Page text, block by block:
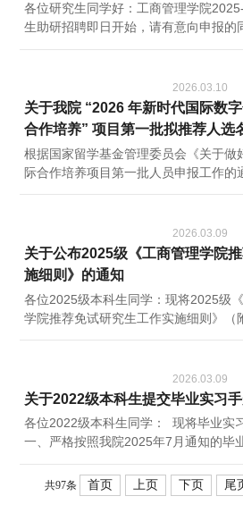
百年校庆
各位研究生同学好：工商管理学院
生助研招聘即日开始，请有意向申报的
2026年3月19日（周四）下午15:00前
《西南财经大学研究生助研聘用协议书
诚正楼1212办公室，并同时发送《西南
任汇总表》（附件3）至邮箱
2026.03.10
关于我院 “2026 年新时代国际数
合作培养” 项目第一批拟推荐人选
根据国家留学基金管理委员会《关于做
际合作培养项目第一批人员申报工作的
新型人才国际合作培养项目 —2026 年
批拟推荐人选名单予以公示。拟推荐人
别学号留学身份1罗丹女
1251201Z5004联培博士3张景行男
示期为2026年3月10日至3月16日。...
2026.03.09
关于公布2025级《工商管理学院
施细则》的通知
各位2025级本科生同学：现将2025级
学院推荐免试研究生工作实施细则》（
大学推荐免试研究生管理办法》（西财
拔尖项目加分规则请见《西南财经大学
法》（西财大办〔2024〕49号）中《西
测评成绩评定暂行办法》。工商管理学
2026.03.09
关于2022级本科生提交毕业实习
各位2022级本科生同学： 现将毕业实
一、严格按照我院2025年7月通知的毕
格式要求填写，填写要求如下：1、封
整，且与教务系统一致，封面个人信息
习单位名称等的字体要求为宋体，三号
共97条 首页 上页 下页 尾